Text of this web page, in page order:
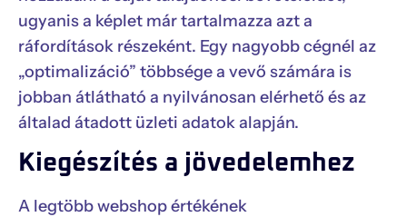
ugyanis a képlet már tartalmazza azt a
ráfordítások részeként. Egy nagyobb cégnél az
„optimalizáció” többsége a vevő számára is
jobban átlátható a nyilvánosan elérhető és az
általad átadott üzleti adatok alapján.
Kiegészítés a jövedelemhez
A legtöbb webshop értékének